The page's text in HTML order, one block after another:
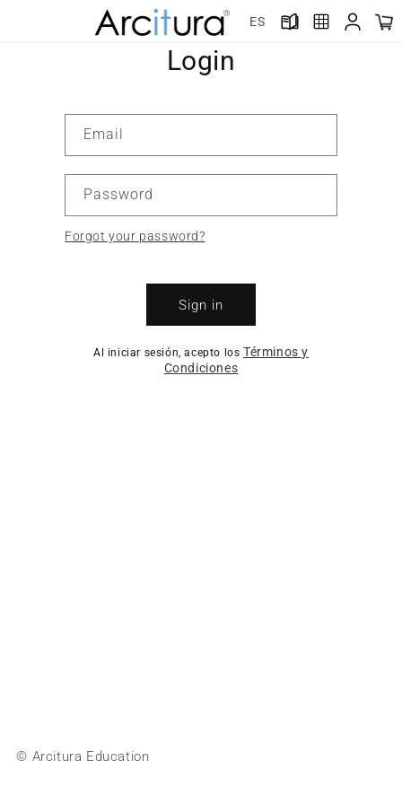
ES
Login
Email
Password
Forgot your password?
Sign in
Al iniciar sesión, acepto los Términos y
Condiciones
© Arcitura Education